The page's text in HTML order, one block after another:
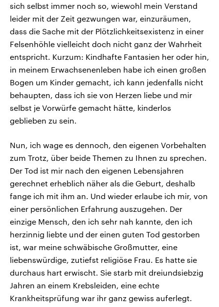
sich selbst immer noch so, wiewohl mein Verstand
leider mit der Zeit gezwungen war, einzuräumen,
dass die Sache mit der Plötzlichkeitsexistenz in einer
Felsenhöhle vielleicht doch nicht ganz der Wahrheit
entspricht. Kurzum: Kindhafte Fantasien her oder hin,
in meinem Erwachsenenleben habe ich einen großen
Bogen um Kinder gemacht, ich kann jedenfalls nicht
behaupten, dass ich sie von Herzen liebe und mir
selbst je Vorwürfe gemacht hätte, kinderlos
geblieben zu sein.
Nun, ich wage es dennoch, den eigenen Vorbehalten
zum Trotz, über beide Themen zu Ihnen zu sprechen.
Der Tod ist mir nach den eigenen Lebensjahren
gerechnet erheblich näher als die Geburt, deshalb
fange ich mit ihm an. Und wieder erlaube ich mir, von
einer persönlichen Erfahrung auszugehen. Der
einzige Mensch, den ich sehr nah kannte, den ich
herzinnig liebte und der einen guten Tod gestorben
ist, war meine schwäbische Großmutter, eine
liebenswürdige, zutiefst religiöse Frau. Es hatte sie
durchaus hart erwischt. Sie starb mit dreiundsiebzig
Jahren an einem Krebsleiden, eine echte
Krankheitsprüfung war ihr ganz gewiss auferlegt.